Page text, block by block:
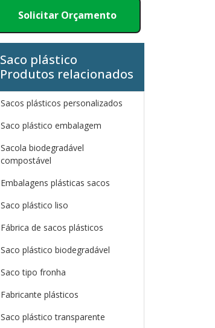
Solicitar Orçamento
Saco plástico
Produtos relacionados
Sacos plásticos personalizados
Saco plástico embalagem
Sacola biodegradável
compostável
Embalagens plásticas sacos
Saco plástico liso
Fábrica de sacos plásticos
Saco plástico biodegradável
Saco tipo fronha
Fabricante plásticos
Saco plástico transparente